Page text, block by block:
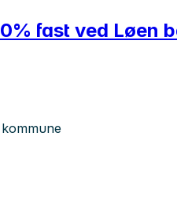
fast ved Løen